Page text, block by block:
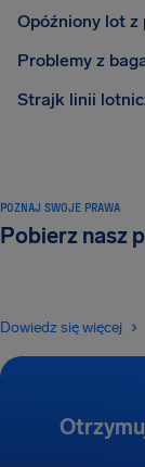
Opóźniony lot z
Problemy z
Strajk linii
POZNAJ SWOJE PRAWA
Pobierz nasz
Dowiedz się więcej